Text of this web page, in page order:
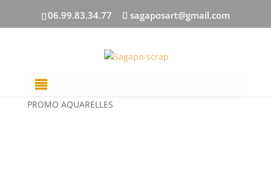
06.99.83.34.77 sagaposart@gmail.com
Accueil
PROMO AQUARELLES